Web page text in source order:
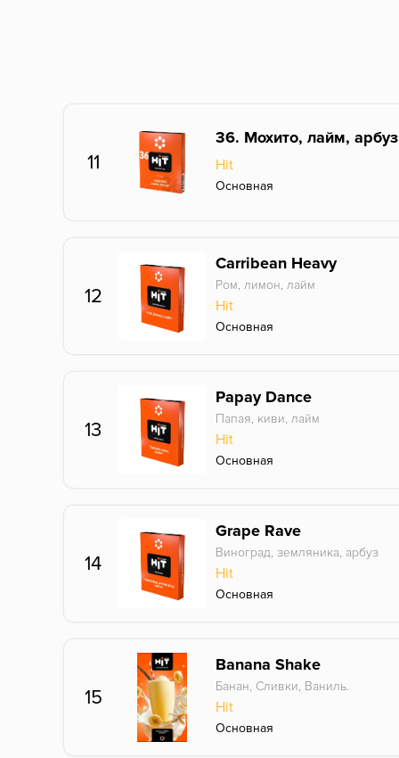
11
36. Мохито, лайм, арбуз
Hit
Основная
12
Carribean Heavy
Ром, лимон, лайм
Hit
Основная
13
Papay Dance
Папая, киви, лайм
Hit
Основная
14
Grape Rave
Виноград, земляника, арбуз
Hit
Основная
15
Banana Shake
Банан, Сливки, Ваниль.
Hit
Основная